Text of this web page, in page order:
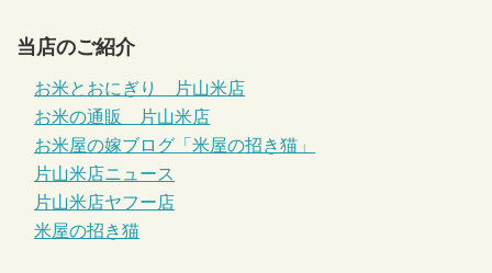
当店のご紹介
お米とおにぎり 片山米店
お米の通販 片山米店
お米屋の嫁ブログ「米屋の招き猫」
片山米店ニュース
片山米店ヤフー店
米屋の招き猫